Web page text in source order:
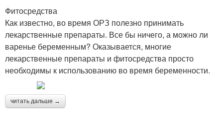
Фитосредства
Как известно, во время ОРЗ полезно принимать
лекарственные препараты. Все бы ничего, а можно ли
варенье беременным? Оказывается, многие
лекарственные препараты и фитосредства просто
необходимы к использованию во время беременности.
читать дальше →